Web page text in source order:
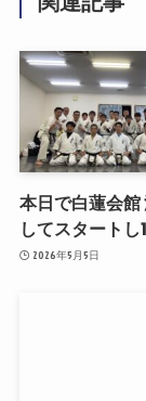
本日で白蓮会館
してスタートし
2026年5月5日